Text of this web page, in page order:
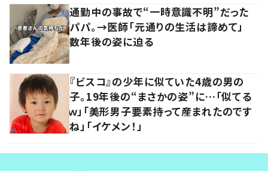
通勤中の事故で“一時意識不明”だった
パパ。→医師「元通りの生活は諦めて」
数年後の姿に迫る
『ビスコ』の少年に似ていた4歳の男の
子。19年後の“まさかの姿”に…「似てる
ｗ」「美形男子要素持って産まれたのです
ね」「イケメン！」